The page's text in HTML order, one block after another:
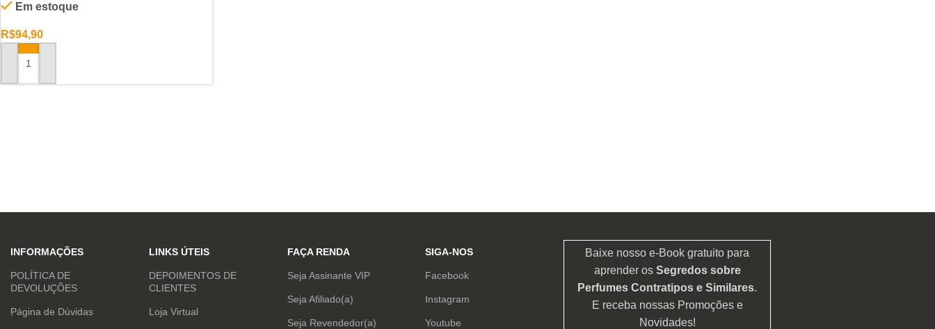
Em estoque
R$94,90
ADICIONAR AO CARRINHO
INFORMAÇÕES
POLÍTICA DE
DEVOLUÇÕES
Página de Dúvidas
LINKS ÚTEIS
DEPOIMENTOS DE
CLIENTES
Loja Virtual
FAÇA RENDA
Seja Assinante VIP
Seja Afiliado(a)
Seja Revendedor(a)
SIGA-NOS
Facebook
Instagram
Youtube
Baixe nosso e-Book gratuito para
aprender os Segredos sobre
Perfumes Contratipos e Similares.
E receba nossas Promoções e
Novidades!